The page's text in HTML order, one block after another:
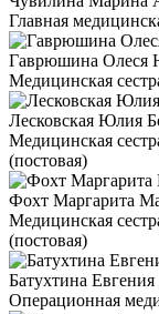
Главная
Гаврюшина Олеся
Медицинская
Лесковская Юлия
Медицинская
(постовая)
Фохт Маргарита
Медицинская
(постовая)
Батухтина
Операционная